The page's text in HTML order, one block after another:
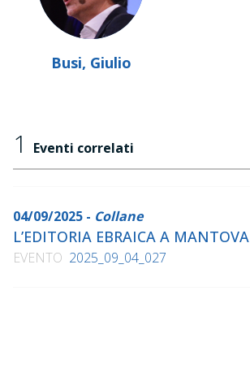
Busi, Giulio
1 Eventi correlati
04/09/2025 - Collane
L’EDITORIA EBRAICA A MANTOVA
EVENTO 2025_09_04_027